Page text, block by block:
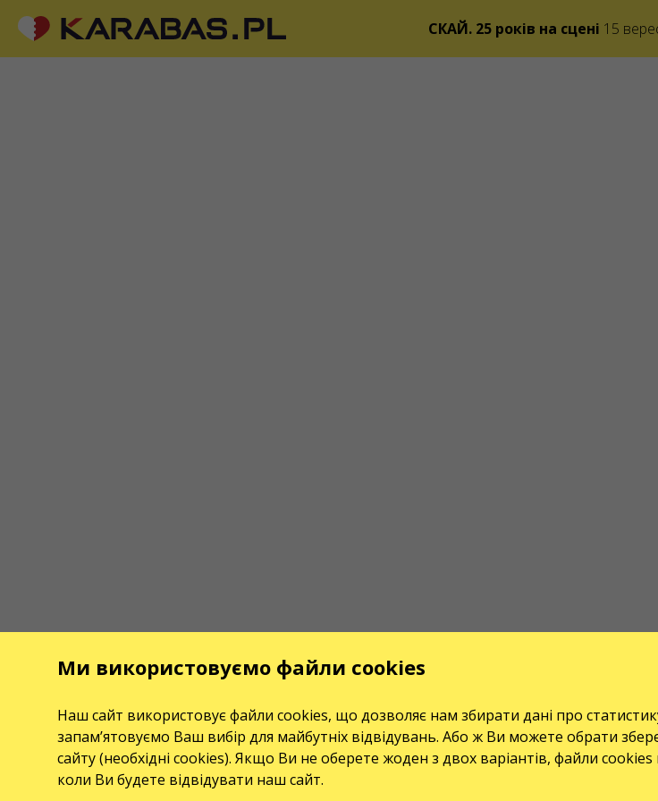
СКАЙ. 25 років на сцені 15
Ми використовуємо файли cookies
Наш сайт використовує файли cookies, що дозволяє нам збирати дані про
запам’ятовуємо Ваш вибір для майбутніх відвідувань. Або ж Ви можете обрати
сайту (необхідні cookies). Якщо Ви не оберете жоден з двох варіантів, файли
коли Ви будете відвідувати наш сайт.